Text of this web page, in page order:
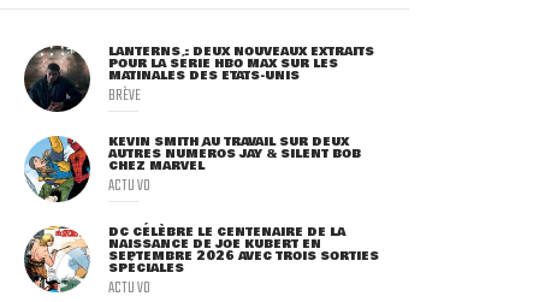
LANTERNS : DEUX NOUVEAUX EXTRAITS
POUR LA SÉRIE HBO MAX SUR LES
MATINALES DES ETATS-UNIS
BRÈVE
KEVIN SMITH AU TRAVAIL SUR DEUX
AUTRES NUMÉROS JAY & SILENT BOB
CHEZ MARVEL
ACTU VO
DC CÉLÈBRE LE CENTENAIRE DE LA
NAISSANCE DE JOE KUBERT EN
SEPTEMBRE 2026 AVEC TROIS SORTIES
SPÉCIALES
ACTU VO